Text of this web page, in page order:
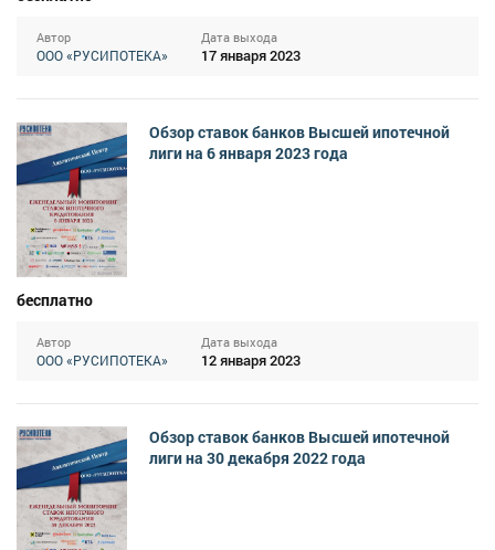
Автор
ООО «РУСИПОТЕКА»
Дата выхода
17 января 2023
Обзор ставок банков Высшей ипотечной
лиги на 6 января 2023 года
бесплатно
Автор
ООО «РУСИПОТЕКА»
Дата выхода
12 января 2023
Обзор ставок банков Высшей ипотечной
лиги на 30 декабря 2022 года